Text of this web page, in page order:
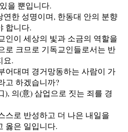
을 뿐입니다.
한 성명이며, 한동대 안의 분향
합니다.
인이 세상의 빛과 소금의 역할을
로 크므로 기독교인들로서는 반
요.
어대며 경거망동하는 사람이 가
고 하겠습니까?
), 의(意) 삼업으로 짓는 죄를 경
스로 반성하고 더 나은 내일을
옳은 일입니다.